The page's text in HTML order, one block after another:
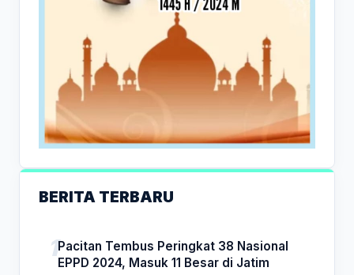
BERITA TERBARU
Pacitan Tembus Peringkat 38 Nasional
EPPD 2024, Masuk 11 Besar di Jatim